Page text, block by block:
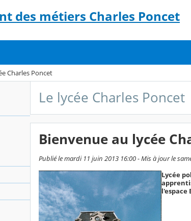
des métiers Charles Poncet
Charles Poncet
Le lycée Charles Poncet
Bienvenue au lycée
Publié le mardi 11 juin 2013 16:00 - Mis à jour le
Lycée
l'espace